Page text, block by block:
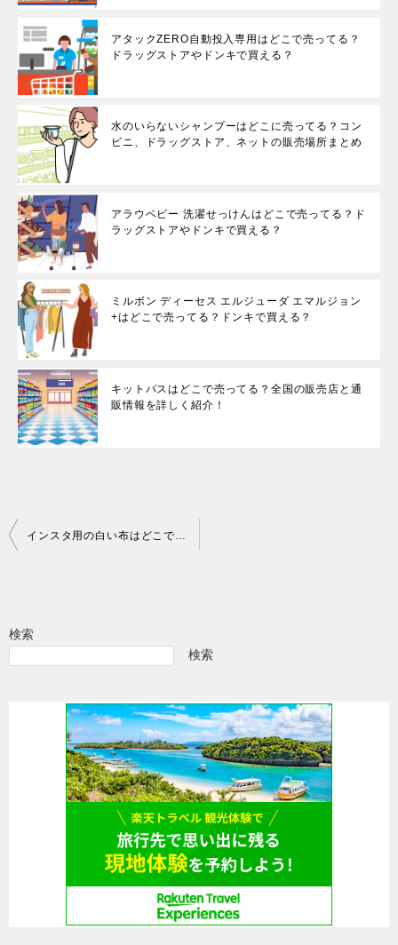
アタックZERO自動投入専用はどこで売ってる？
ドラッグストアやドンキで買える？
水のいらないシャンプーはどこに売ってる？コン
ビニ、ドラッグストア、ネットの販売場所まとめ
アラウベビー 洗濯せっけんはどこで売ってる？ド
ラッグストアやドンキで買える？
ミルボン ディーセス エルジューダ エマルジョン
+はどこで売ってる？ドンキで買える？
キットパスはどこで売ってる？全国の販売店と通
販情報を詳しく紹介！
投
ビ
ゲ
検索
検索